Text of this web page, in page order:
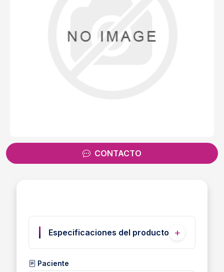
CONTACTO
Especificaciones del producto
Paciente